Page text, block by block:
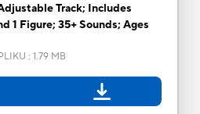
Track; Includes
1 Figure; 35+ Sounds; Ages
: 1.79 MB